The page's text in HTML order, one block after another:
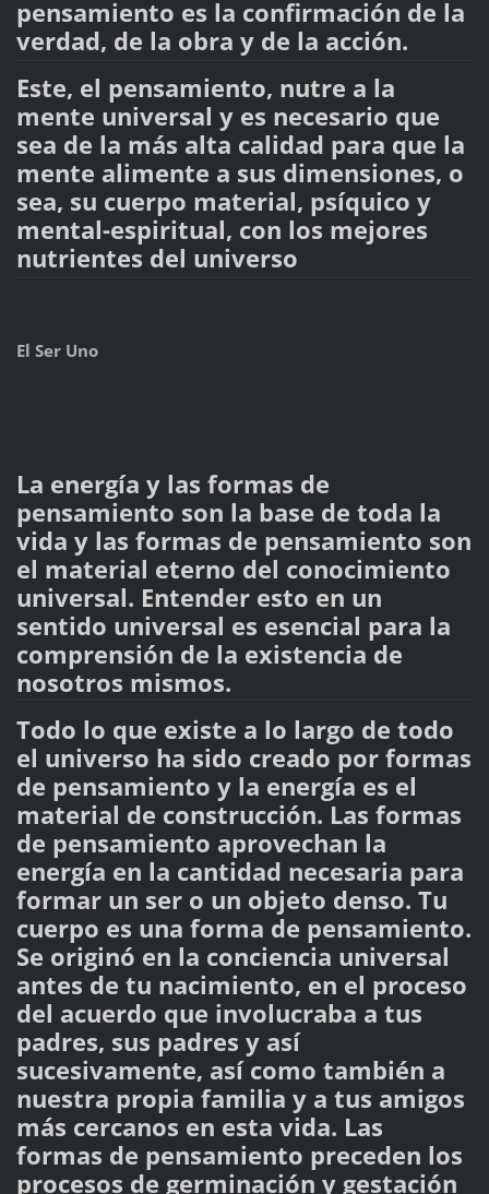
pensamiento es la confirmación de la
verdad, de la obra y de la acción.
Este, el pensamiento, nutre a la
mente universal y es necesario que
sea de la más alta calidad para que la
mente alimente a sus dimensiones, o
sea, su cuerpo material, psíquico y
mental-espiritual, con los mejores
nutrientes del universo
El Ser Uno
La energía y las formas de
pensamiento son la base de toda la
vida y las formas de pensamiento son
el material eterno del conocimiento
universal. Entender esto en un
sentido universal es esencial para la
comprensión de la existencia de
nosotros mismos.
Todo lo que existe a lo largo de todo
el universo ha sido creado por formas
de pensamiento y la energía es el
material de construcción. Las formas
de pensamiento aprovechan la
energía en la cantidad necesaria para
formar un ser o un objeto denso. Tu
cuerpo es una forma de pensamiento.
Se originó en la conciencia universal
antes de tu nacimiento, en el proceso
del acuerdo que involucraba a tus
padres, sus padres y así
sucesivamente, así como también a
nuestra propia familia y a tus amigos
más cercanos en esta vida. Las
formas de pensamiento preceden los
procesos de germinación y gestación